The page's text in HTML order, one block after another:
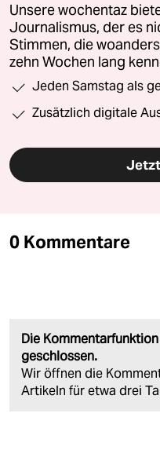
Unsere wochentaz
Journalismus, der es
Stimmen, die
zehn Wochen lang
Jeden Samstag als
Zusätzlich digitale
0 Kommentare
Die
geschlossen.
Wir öffnen die
Artikeln für etwa drei